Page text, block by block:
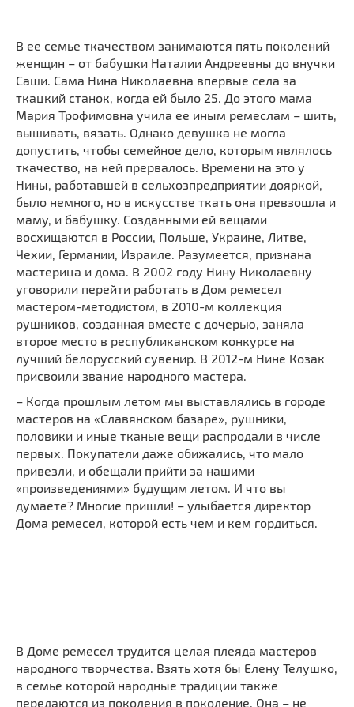
В ее семье ткачеством занимаются пять поколений
женщин – от бабушки Наталии Андреевны до внучки
Саши. Сама Нина Николаевна впервые села за
ткацкий станок, когда ей было 25. До этого мама
Мария Трофимовна учила ее иным ремеслам – шить,
вышивать, вязать. Однако девушка не могла
допустить, чтобы семейное дело, которым являлось
ткачество, на ней прервалось. Времени на это у
Нины, работавшей в сельхозпредприятии дояркой,
было немного, но в искусстве ткать она превзошла и
маму, и бабушку. Созданными ей вещами
восхищаются в России, Польше, Украине, Литве,
Чехии, Германии, Израиле. Разумеется, признана
мастерица и дома. В 2002 году Нину Николаевну
уговорили перейти работать в Дом ремесел
мастером-методистом, в 2010-м коллекция
рушников, созданная вместе с дочерью, заняла
второе место в республиканском конкурсе на
лучший белорусский сувенир. В 2012-м Нине Козак
присвоили звание народного мастера.
– Когда прошлым летом мы выставлялись в городе
мастеров на «Славянском базаре», рушники,
половики и иные тканые вещи распродали в числе
первых. Покупатели даже обижались, что мало
привезли, и обещали прийти за нашими
«произведениями» будущим летом. И что вы
думаете? Многие пришли! – улыбается директор
Дома ремесел, которой есть чем и кем гордиться.
В Доме ремесел трудится целая плеяда мастеров
народного творчества. Взять хотя бы Елену Телушко,
в семье которой народные традиции также
передаются из поколения в поколение. Она – не